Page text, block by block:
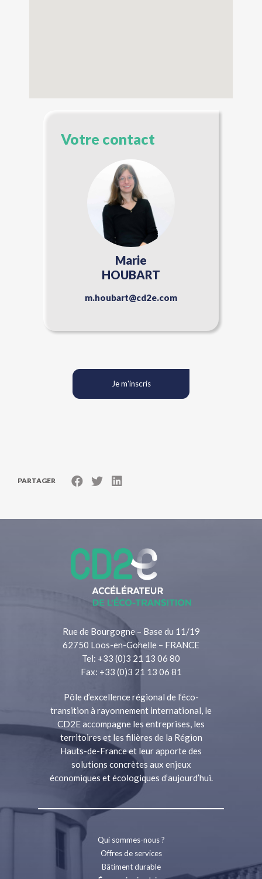
Votre contact
Marie
HOUBART
m.houbart@cd2e.com
Je m'inscris
PARTAGER
Rue de Bourgogne – Base du 11/19
62750 Loos-en-Gohelle – FRANCE
Tel: +33 (0)3 21 13 06 80
Fax: +33 (0)3 21 13 06 81
Pôle d’excellence régional de l’éco-
transition à rayonnement international, le
CD2E accompagne les entreprises, les
territoires et les filières de la Région
Hauts-de-France et leur apporte des
solutions concrètes aux enjeux
économiques et écologiques d’aujourd’hui.
Qui sommes-nous ?
Offres de services
Bâtiment durable